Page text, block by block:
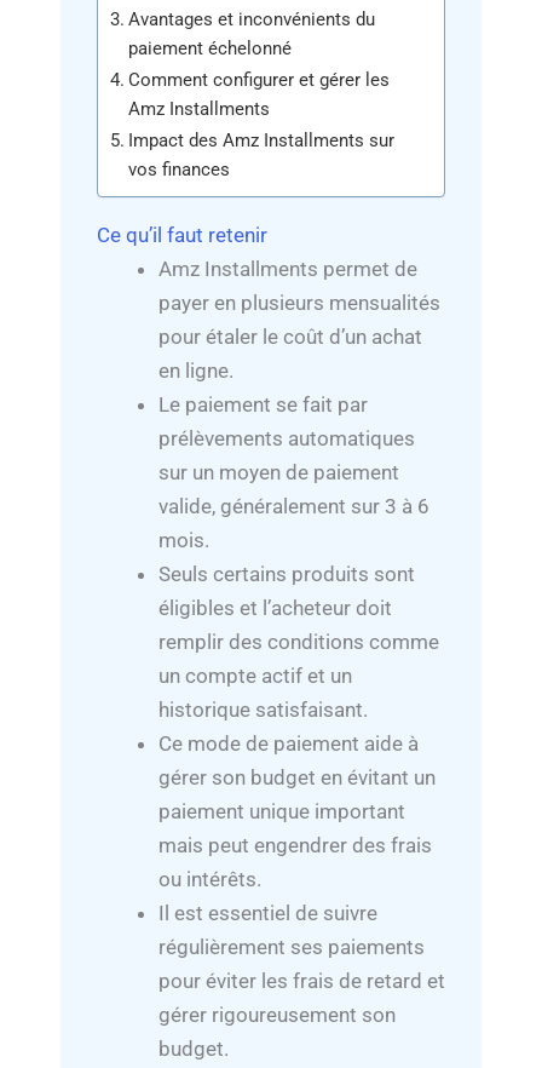
Avantages et inconvénients du
paiement échelonné
Comment configurer et gérer les
Amz Installments
Impact des Amz Installments sur
vos finances
Ce qu’il faut retenir
Amz Installments permet de
payer en plusieurs mensualités
pour étaler le coût d’un achat
en ligne.
Le paiement se fait par
prélèvements automatiques
sur un moyen de paiement
valide, généralement sur 3 à 6
mois.
Seuls certains produits sont
éligibles et l’acheteur doit
remplir des conditions comme
un compte actif et un
historique satisfaisant.
Ce mode de paiement aide à
gérer son budget en évitant un
paiement unique important
mais peut engendrer des frais
ou intérêts.
Il est essentiel de suivre
régulièrement ses paiements
pour éviter les frais de retard et
gérer rigoureusement son
budget.